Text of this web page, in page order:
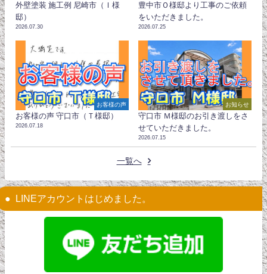
外壁塗装 施工例 尼崎市（Ｉ様
邸）
2026.07.30
豊中市Ｏ様邸より工事のご依頼
をいただきました。
2026.07.25
お客様の声
お客様の声 守口市（Ｔ様邸）
2026.07.18
お知らせ
守口市 Ｍ様邸のお引き渡しをさ
せていただきました。
2026.07.15
一覧へ
LINEアカウントはじめました。